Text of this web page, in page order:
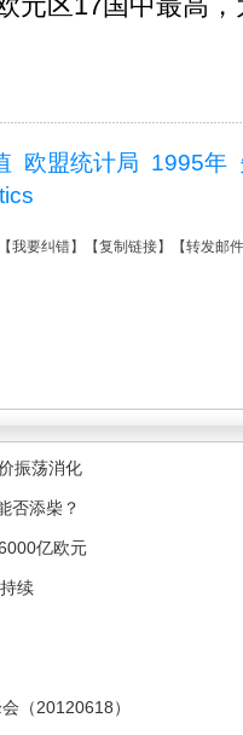
欧盟统计局 1995年
我要纠错】【复制链接】【转发邮件
振荡消化
否添柴？
亿欧元
续
（20120618）